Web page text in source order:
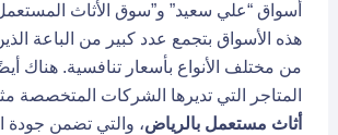
أسواق “علي سعيد” و”سوق الأثاث
هذه الأسواق بتجمع عدد كبير من الباعة
من مختلف الأنواع بأسعار تنافسية. هناك
المتاجر التي تديرها الشركات المتخصصة
أثاث مستعمل بالرياض، والتي تضمن جودة